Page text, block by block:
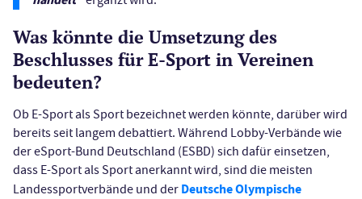
Was könnte die Umsetzung des
Beschlusses für E-Sport in Vereinen
bedeuten?
Ob E-Sport als Sport bezeichnet werden könnte, darüber wird
bereits seit langem debattiert. Während Lobby-Verbände wie
der eSport-Bund Deutschland (ESBD) sich dafür einsetzen,
dass E-Sport als Sport anerkannt wird, sind die meisten
Landessportverbände und der Deutsche Olympische